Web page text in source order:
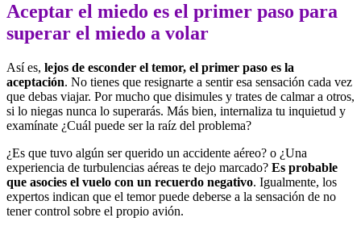
Aceptar el miedo es el primer paso para
superar el miedo a volar
Así es, lejos de esconder el temor, el primer paso es la
aceptación. No tienes que resignarte a sentir esa sensación cada vez
que debas viajar. Por mucho que disimules y trates de calmar a otros,
si lo niegas nunca lo superarás. Más bien, internaliza tu inquietud y
examínate ¿Cuál puede ser la raíz del problema?
¿Es que tuvo algún ser querido un accidente aéreo? o ¿Una
experiencia de turbulencias aéreas te dejo marcado? Es probable
que asocies el vuelo con un recuerdo negativo. Igualmente, los
expertos indican que el temor puede deberse a la sensación de no
tener control sobre el propio avión.